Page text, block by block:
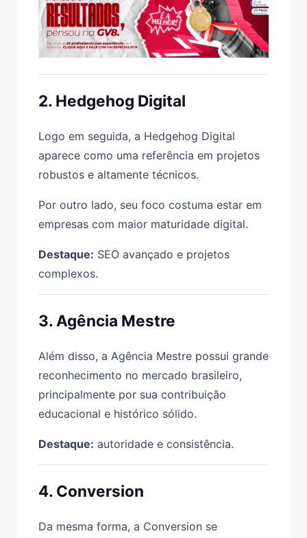
2. Hedgehog Digital
Logo em seguida, a Hedgehog Digital
aparece como uma referência em projetos
robustos e altamente técnicos.
Por outro lado, seu foco costuma estar em
empresas com maior maturidade digital.
Destaque: SEO avançado e projetos
complexos.
3. Agência Mestre
Além disso, a Agência Mestre possui grande
reconhecimento no mercado brasileiro,
principalmente por sua contribuição
educacional e histórico sólido.
Destaque: autoridade e consistência.
4. Conversion
Da mesma forma, a Conversion se